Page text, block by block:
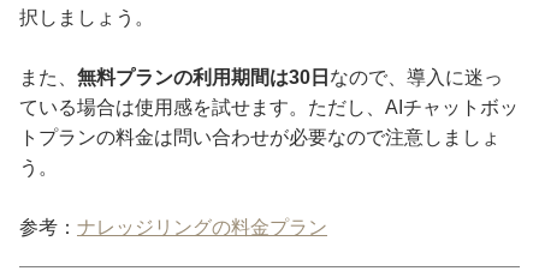
択しましょう。
また、 無料プランの利用期間は30日 なので、導入に迷っ
ている場合は使用感を試せます。ただし、AIチャットボッ
トプランの料金は問い合わせが必要なので注意しましょ
う。
参考： ナレッジリングの料金プラン